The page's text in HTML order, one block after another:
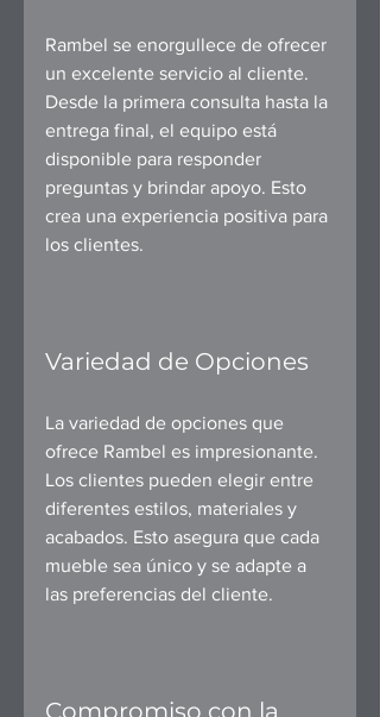
Rambel se enorgullece de ofrecer
un excelente servicio al cliente.
Desde la primera consulta hasta la
entrega final, el equipo está
disponible para responder
preguntas y brindar apoyo. Esto
crea una experiencia positiva para
los clientes.
Variedad de Opciones
La variedad de opciones que
ofrece Rambel es impresionante.
Los clientes pueden elegir entre
diferentes estilos, materiales y
acabados. Esto asegura que cada
mueble sea único y se adapte a
las preferencias del cliente.
Compromiso con la